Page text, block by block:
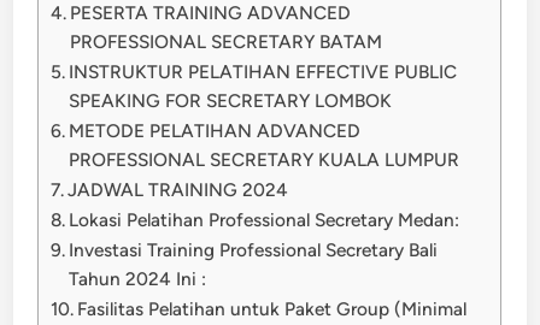
PESERTA TRAINING ADVANCED
PROFESSIONAL SECRETARY BATAM
INSTRUKTUR PELATIHAN EFFECTIVE PUBLIC
SPEAKING FOR SECRETARY LOMBOK
METODE PELATIHAN ADVANCED
PROFESSIONAL SECRETARY KUALA LUMPUR
JADWAL TRAINING 2024
Lokasi Pelatihan Professional Secretary Medan:
Investasi Training Professional Secretary Bali
Tahun 2024 Ini :
Fasilitas Pelatihan untuk Paket Group (Minimal